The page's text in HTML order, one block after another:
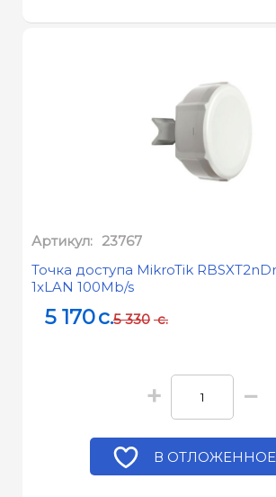
Артикул: 23767
Точка доступа MikroTik
1xLAN 100Mb/s
5 170c.5 330 c.
+ −
В ОТЛОЖЕННОЕ